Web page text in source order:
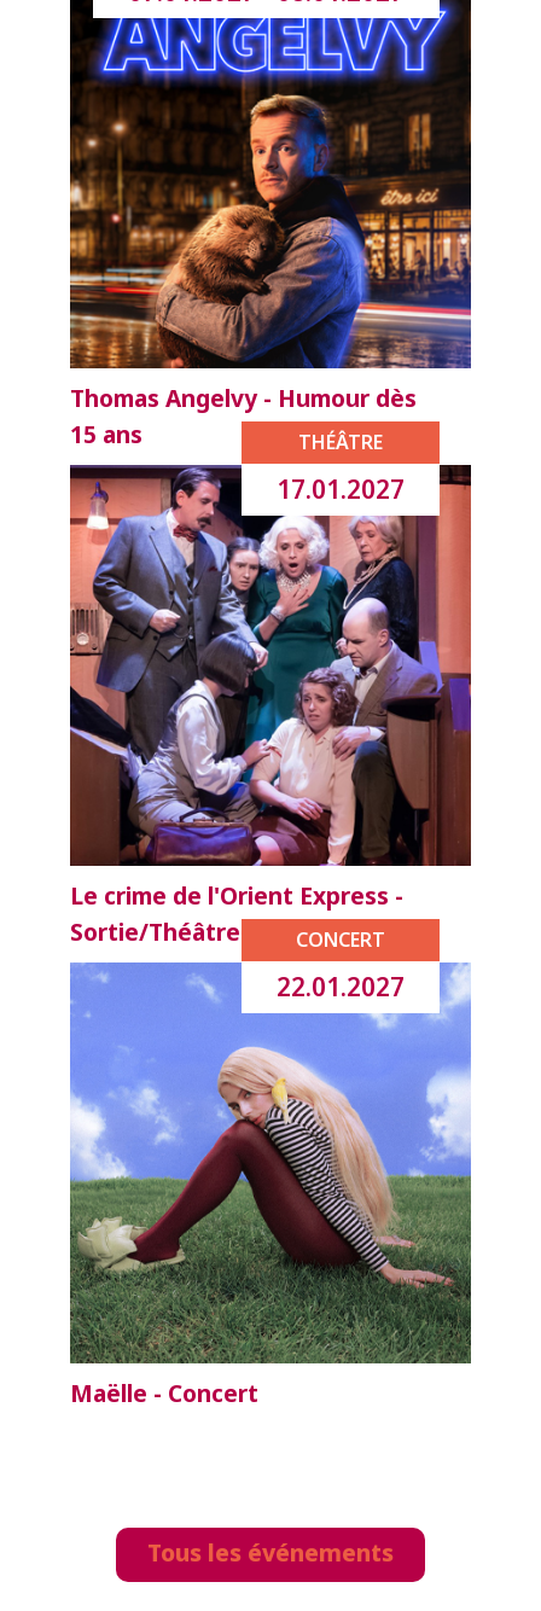
Thomas Angelvy - Humour dès
15 ans
THÉÂTRE
17.01.2027
Le crime de l'Orient Express -
Sortie/Théâtre
CONCERT
22.01.2027
Maëlle - Concert
Tous les événements